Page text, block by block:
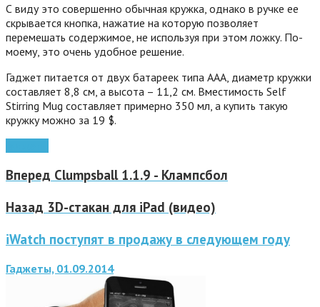
С виду это совершенно обычная кружка, однако в ручке ее
скрывается кнопка, нажатие на которую позволяет
перемешать содержимое, не используя при этом ложку. По-
моему, это очень удобное решение.
Гаджет питается от двух батареек типа AAA, диаметр кружки
составляет 8,8 см, а высота – 11,2 см. Вместимость Self
Stirring Mug составляет примерно 350 мл, а купить такую
кружку можно за 19 $.
Вперед Clumpsball 1.1.9 - Клампсбол
Назад 3D-стакан для iPad (видео)
iWatch поступят в продажу в следующем году
Гаджеты, 01.09.2014